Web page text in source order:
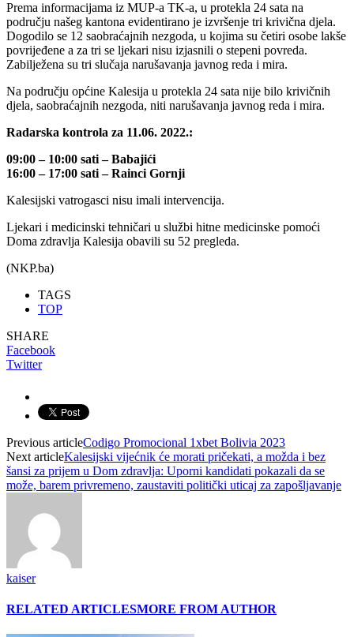
Prema informacijama iz MUP-a TK-a, u protekla 24 sata na
području našeg kantona evidentirano je izvršenje tri krivična djela.
Dogodilo se 12 saobraćajnih nezgoda, u kojima su četiri osobe lakše
povrijeđene a za tri se ljekari nisu izjasnili o stepeni povreda.
Zabilježena su tri slučaja narušavanja javnog reda i mira.
Na području općine Kalesija u protekla 24 sata nije bilo krivičnih
djela, saobraćajnih nezgoda, niti narušavanja javnog reda i mira.
Radarska kontrola za 11.06. 2022.:
09:00 – 10:00 sati – Babajići
16:00 – 17:00 sati – Rainci Gornji
Kalesijski vatrogasci nisu imali intervencija.
Ljekari i medicinski tehničari u službi hitne medicinske pomoći
Doma zdravlja Kalesija obavili su 52 pregleda.
(NKP.ba)
TAGS
TOP
SHARE
Facebook
Twitter
Previous articleCodigo Promocional 1xbet Bolivia 2023
Next articleKalesijski vijećnik će morati pričekati, a možda i bez
šansi za prijem u Dom zdravlja: Uporni kandidati pokazali da se
može, barem privremeno, zaustaviti politički uticaj za zapošljavanje
kaiser
RELATED ARTICLESMORE FROM AUTHOR